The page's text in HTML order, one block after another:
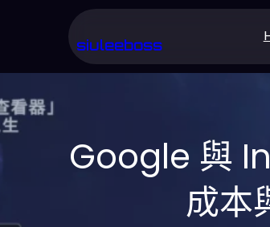
siuleeboss
Google 與
成本